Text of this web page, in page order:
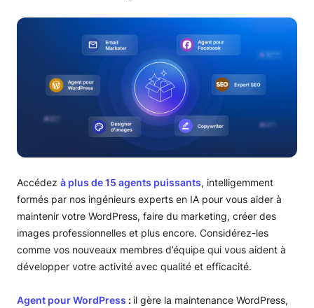
Accédez à plus de 15 agents puissants, intelligemment
formés par nos ingénieurs experts en IA pour vous aider à
maintenir votre WordPress, faire du marketing, créer des
images professionnelles et plus encore. Considérez-les
comme vos nouveaux membres d’équipe qui vous aident à
développer votre activité avec qualité et efficacité.
Agent pour WordPress : il gère la maintenance WordPress,